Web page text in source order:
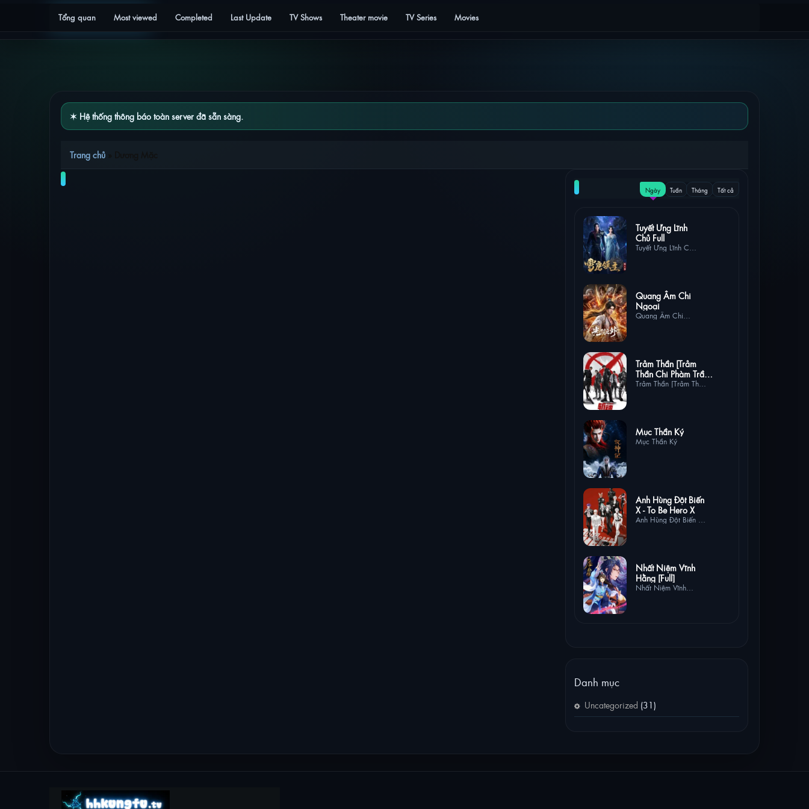
Tổng quan Most viewed Completed Last Update TV Shows Theater movie TV Series Movies
✶ Hệ thống thông báo toàn server đã sẵn sàng.
Trang chủ
DANH SÁCH PHIM THAM GIA BỞI DIỄN VIÊN: DƯƠNG MẶC
NỔI BẬT Ngày Tuần Tháng Tất cả
Tuyết Ưng Lĩnh
Chủ Full
Tuyết Ưng Lĩnh Chủ
Full
Quang Âm Chi
Ngoại
Quang Âm Chi
Ngoại
Trảm Thần [Trảm
Thần Chi Phàm Trần
Thần Vực]
Trảm Thần [Trảm Thần
Chi Phàm Trần Thần
Mục Thần Ký
Mục Thần Ký
Anh Hùng Đột Biến
X - To Be Hero X
Anh Hùng Đột Biến X -
To Be Hero X
Nhất Niệm Vĩnh
Hằng [Full]
Nhất Niệm Vĩnh
Hằng [Full]
Danh mục
Uncategorized (31)